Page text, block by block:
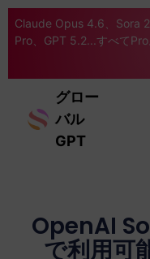
Claude Opus 4.6、Sora
Pro、GPT 5.2...すべて
グロー
バル
GPT
OpenAI
で利用可